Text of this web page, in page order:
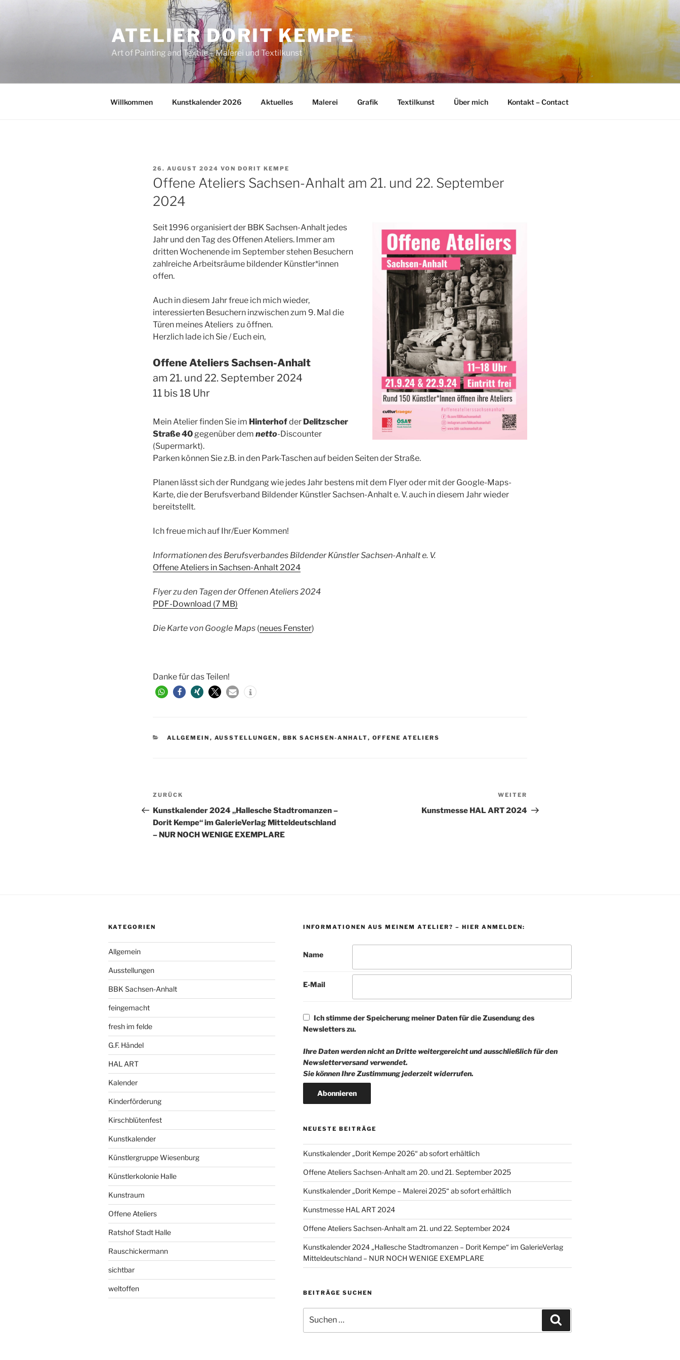
ATELIER DORIT KEMPE
Art of Painting and Textile – Malerei und Textilkunst
Willkommen Kunstkalender 2026 Aktuelles Malerei Grafik Textilkunst Über mich Kontakt – Contact
VERÖFFENTLICHT
AM
26. AUGUST 2024 VON DORIT KEMPE
Offene Ateliers Sachsen-Anhalt am 21. und 22. September
2024
Seit 1996 organisiert der BBK Sachsen-Anhalt jedes
Jahr und den Tag des Offenen Ateliers. Immer am
dritten Wochenende im September stehen Besuchern
zahlreiche Arbeitsräume bildender Künstler*innen
offen.
Auch in diesem Jahr freue ich mich wieder,
interessierten Besuchern inzwischen zum 9. Mal die
Türen meines Ateliers zu öffnen.
Herzlich lade ich Sie / Euch ein,
Offene Ateliers Sachsen-Anhalt
am 21. und 22. September 2024
11 bis 18 Uhr
Mein Atelier finden Sie im Hinterhofder Delitzscher
Straße 40gegenüber dem netto-Discounter
(Supermarkt).
Parken können Sie z.B. in den Park-Taschen auf beiden Seiten der Straße.
Planen lässt sich der Rundgang wie jedes Jahr bestens mit dem Flyer oder mit der Google-Maps-
Karte, die der Berufsverband Bildender Künstler Sachsen-Anhalt e. V. auch in diesem Jahr wieder
bereitstellt.
Ich freue mich auf Ihr/Euer Kommen!
Informationen des Berufsverbandes Bildender Künstler Sachsen-Anhalt e. V.
Offene Ateliers in Sachsen-Anhalt 2024
Flyer zu den Tagen der Offenen Ateliers 2024
PDF-Download (7 MB)
Die Karte von Google Maps (neues Fenster)
Danke für das Teilen!
KATEGORIEN
ALLGEMEIN , AUSSTELLUNGEN , BBK SACHSEN-ANHALT, OFFENE ATELIERS
Beitragsnavigation
Vorheriger
Beitrag
ZURÜCK
Kunstkalender 2024 „Hallesche Stadtromanzen –
Dorit Kempe“ im GalerieVerlag Mitteldeutschland
– NUR NOCH WENIGE EXEMPLARE
Beitrag
WEITER
Kunstmesse HAL ART 2024
KATEGORIEN
Allgemein
Ausstellungen
BBK Sachsen-Anhalt
feingemacht
fresh im felde
G.F. Händel
HAL ART
Kalender
Kinderförderung
Kirschblütenfest
Kunstkalender
Künstlergruppe Wiesenburg
Künstlerkolonie Halle
Kunstraum
Offene Ateliers
Ratshof Stadt Halle
Rauschickermann
sichtbar
weltoffen
INFORMATIONEN AUS MEINEM ATELIER? – HIER ANMELDEN:
Name
E-Mail
Ich stimme der Speicherung meiner Daten für die Zusendung des
Newsletters zu.
Ihre Daten werden nicht an Dritte weitergereicht und ausschließlich für den
Newsletterversand verwendet.
Sie können Ihre Zustimmung jederzeit widerrufen.
NEUESTE BEITRÄGE
Kunstkalender „Dorit Kempe 2026“ ab sofort erhältlich
Offene Ateliers Sachsen-Anhalt am 20. und 21. September 2025
Kunstkalender „Dorit Kempe – Malerei 2025“ ab sofort erhältlich
Kunstmesse HAL ART 2024
Offene Ateliers Sachsen-Anhalt am 21. und 22. September 2024
Kunstkalender 2024 „Hallesche Stadtromanzen – Dorit Kempe“ im GalerieVerlag
Mitteldeutschland – NUR NOCH WENIGE EXEMPLARE
BEITRÄGE SUCHEN
nach: